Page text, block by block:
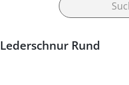
Lederschnur Rund